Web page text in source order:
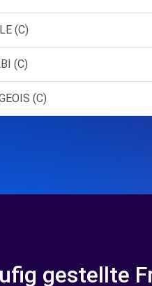
(C)
(C)
(C)
gestellte